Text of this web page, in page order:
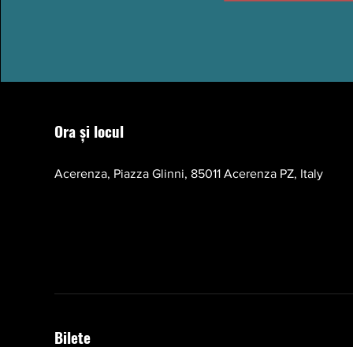
Ora și locul
Acerenza, Piazza Glinni, 85011 Acerenza PZ, Italy
Bilete